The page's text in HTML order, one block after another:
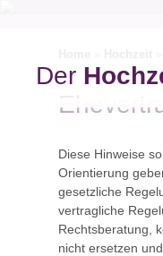
Der
Diese Hinweise
Orientierung
gesetzliche
vertragliche
Rechtsberatung,
nicht ersetzen